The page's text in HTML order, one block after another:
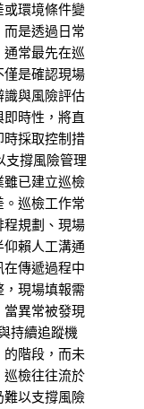
環境條件變
是透過日常
常最先在巡
是確認現場
與風險評估
時性，將直
採取控制措
支撐風險管理
已建立巡檢
巡檢工作常
規劃、現場
賴人工溝通
傳遞過程中
現場填報需
異常被發現
持續追蹤機
階段，而未
巡檢往往流於
以支撐風險